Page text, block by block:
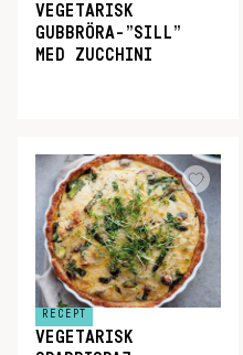
VEGETARISK
GUBBRÖRA-”SILL”
MED ZUCCHINI
RECEPT
VEGETARISK